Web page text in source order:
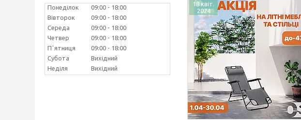
18 квіт.
2024
Понеділок 09:00
18:00
Вівторок
09:00
18:00
Середа
09:00
18:00
Четвер
09:00
18:00
Пʼятниця
09:00
18:00
Субота
Вихідний
Неділя
Вихідний